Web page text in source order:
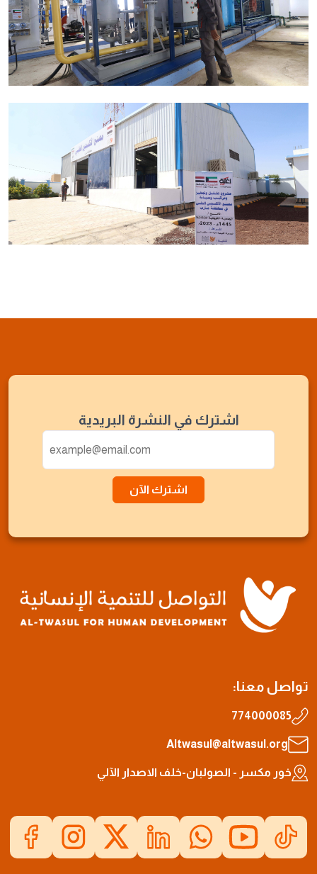
اشترك في النشرة البريدية
اشترك الآن
تواصل معنا:
774000085
Altwasul@altwasul.org
خور مكسر - الصولبان-خلف الاصدار الآلي